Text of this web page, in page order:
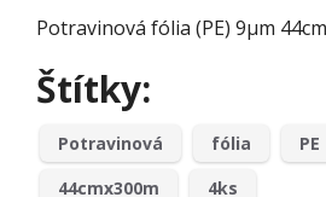
Potravinová fólia (PE) 9µm
Štítky:
Potravinová fólia PE
44cmx300m
4ks